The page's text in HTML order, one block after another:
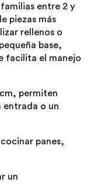
entre 2 y
piezas más
rellenos o
base,
facilita el manejo
permiten
entrada o un
panes,
un